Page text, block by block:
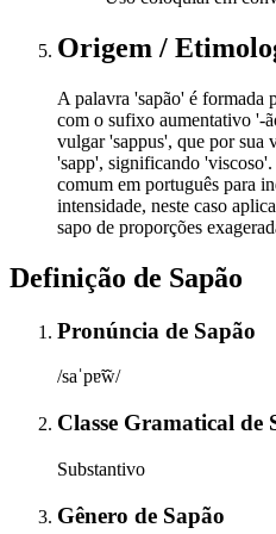
Origem /
A palavra 'sapão' é formada
com o sufixo aumentativo '-
vulgar 'sappus', que por sua
'sapp', significando
comum em português para
intensidade, neste caso
sapo de proporções
Definição de Sapão
Pronúncia de Sapão
/saˈpɐ̃w̃/
Classe Gramatical de
Substantivo
Gênero de Sapão